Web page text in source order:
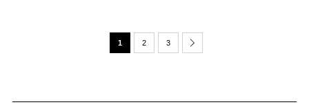
1 2 3